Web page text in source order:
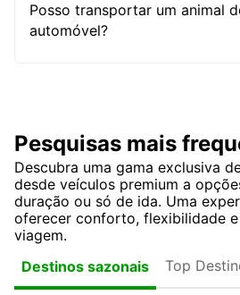
Posso transportar um animal
automóvel?
Pesquisas mais
Descubra uma gama exclusiva
desde veículos premium a
duração ou só de ida. Uma
oferecer conforto, flexibilidade
viagem.
Destinos sazonais
Top